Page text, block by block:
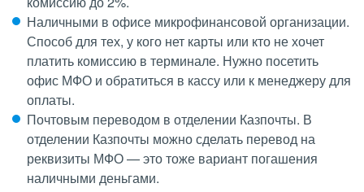
Наличными в офисе микрофинансовой организации.
Способ для тех, у кого нет карты или кто не хочет
платить комиссию в терминале. Нужно посетить
офис МФО и обратиться в кассу или к менеджеру для
оплаты.
Почтовым переводом в отделении Казпочты. В
отделении Казпочты можно сделать перевод на
реквизиты МФО — это тоже вариант погашения
наличными деньгами.